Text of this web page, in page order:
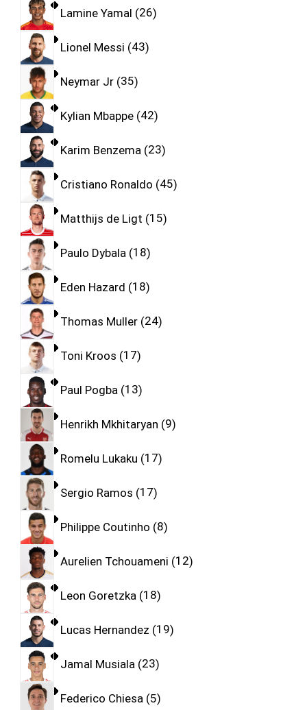
Lamine Yamal 26
Lionel Messi 43
Neymar Jr 35
Kylian Mbappe 42
Karim Benzema 23
Cristiano Ronaldo 45
Matthijs de Ligt 15
Paulo Dybala 18
Eden Hazard 18
Thomas Muller 24
Toni Kroos 17
Paul Pogba 13
Henrikh Mkhitaryan 9
Romelu Lukaku 17
Sergio Ramos 17
Philippe Coutinho 8
Aurelien Tchouameni 12
Leon Goretzka 18
Lucas Hernandez 19
Jamal Musiala 23
Federico Chiesa 5